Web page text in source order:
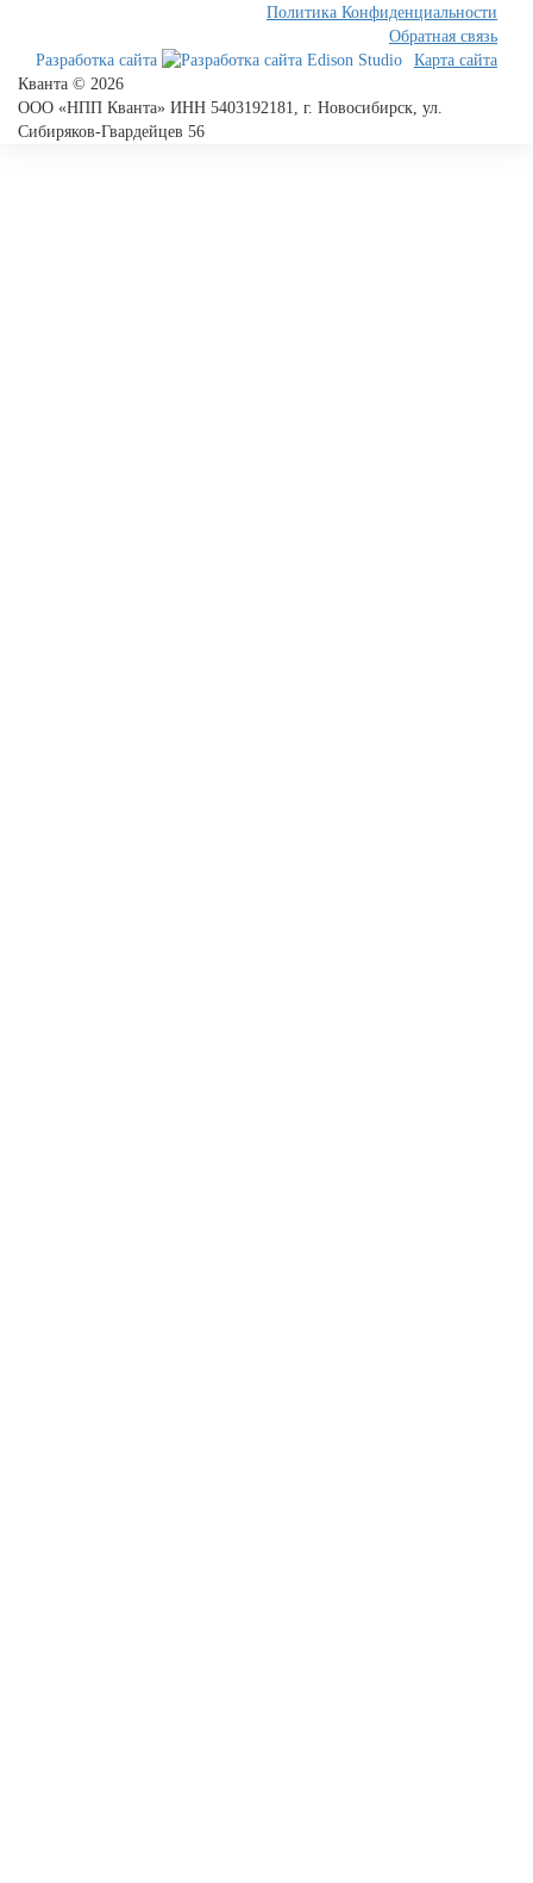
Политика Конфиденциальности
Обратная связь
Карта сайта
Разработка сайта
Кванта © 2026
ООО «НПП Кванта» ИНН 5403192181, г. Новосибирск, ул.
Сибиряков-Гвардейцев 56